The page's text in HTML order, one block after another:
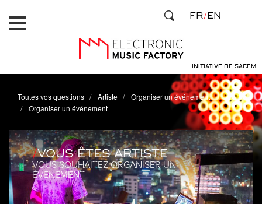
au
contenu
INITIATIVE OF SACEM
FR EN
Toutes vos questions Artiste
Organiser un événement
Organiser un événement
VOUS ÊTES ARTISTE
VOUS SOUHAITEZ ORGANISER UN
ÉVÉNEMENT